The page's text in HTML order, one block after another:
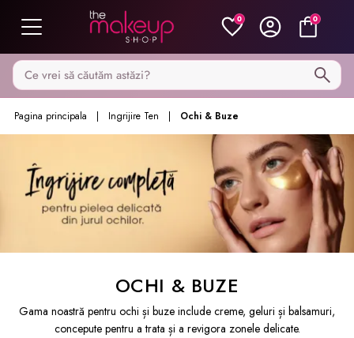
0 0
Caută pe MakeupShop
Pagina principala Ingrijire Ten Ochi & Buze
OCHI & BUZE
Gama noastră pentru ochi și buze include creme, geluri și balsamuri,
concepute pentru a trata și a revigora zonele delicate.